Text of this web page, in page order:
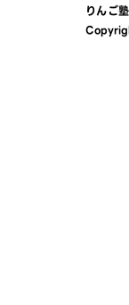
りんご